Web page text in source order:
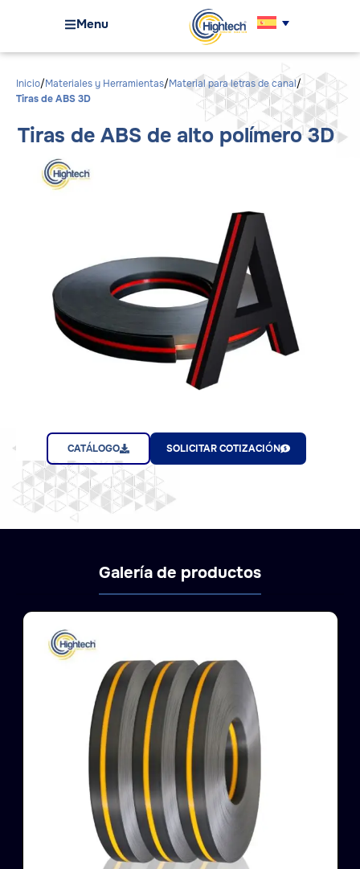
Menu
Inicio Materiales y Herramientas Material para letras de canal
Tiras de ABS 3D
Tiras de ABS de alto polímero 3D
CATÁLOGO SOLICITAR COTIZACIÓN
Galería de productos